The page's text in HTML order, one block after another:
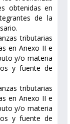
obtenidas en
de la
tributarias
en Anexo II e
y/o materia
y fuente de
tributarias
en Anexo II e
y/o materia
y fuente de